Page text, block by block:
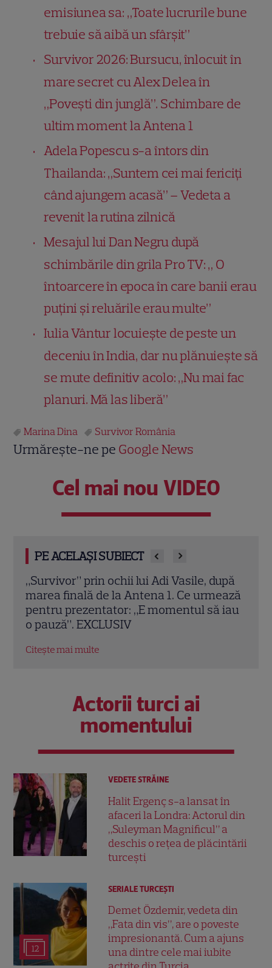
emisiunea sa: „Toate lucrurile bune
trebuie să aibă un sfârșit”
Survivor 2026: Bursucu, înlocuit în
mare secret cu Alex Delea în
„Povești din junglă”. Schimbare de
ultim moment la Antena 1
Adela Popescu s-a întors din
Thailanda: „Suntem cei mai fericiți
când ajungem acasă” – Vedeta a
revenit la rutina zilnică
Mesajul lui Dan Negru după
schimbările din grila Pro TV: „ O
întoarcere în epoca în care banii erau
puțini și reluările erau multe”
Iulia Vântur locuiește de peste un
deceniu în India, dar nu plănuiește să
se mute definitiv acolo: „Nu mai fac
planuri. Mă las liberă”
Marina Dina Survivor România
Urmărește-ne pe Google News
Cel mai nou VIDEO
PE ACELAȘI SUBIECT
Bianca Stoica dă cărțile pe față după
finala Survivor! Ce spune despre Lucian
Popa și singurul lui duel real, cel cu Aris
Eram
Citește mai multe
Actorii turci ai
momentului
VEDETE STRĂINE
Halit Ergenç s-a lansat în
afaceri la Londra: Actorul din
„Suleyman Magnificul” a
deschis o rețea de plăcintării
turcești
12
SERIALE TURCEŞTI
Demet Özdemir, vedeta din
„Fata din vis”, are o poveste
impresionantă. Cum a ajuns
una dintre cele mai iubite